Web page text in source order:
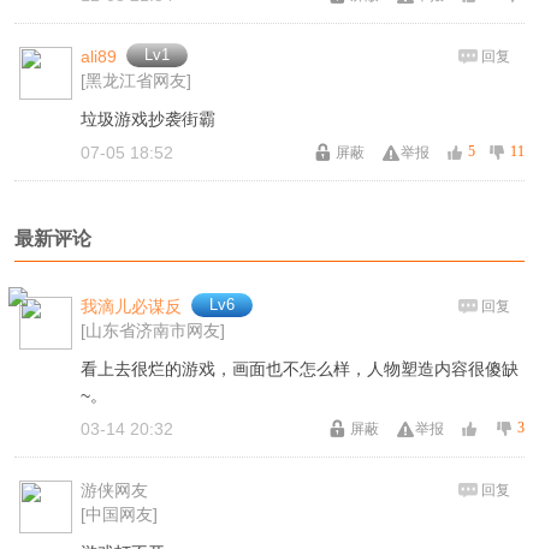
ali89 Lv1
[黑龙江省网友]
回复
垃圾游戏抄袭街霸
11
5
举报
屏蔽
07-05 18:52
最新评论
我滴儿必谋反 Lv6
[山东省济南市网友]
回复
看上去很烂的游戏，画面也不怎么样，人物塑造内容很傻缺
~。
3
举报
屏蔽
03-14 20:32
游侠网友
[中国网友]
回复